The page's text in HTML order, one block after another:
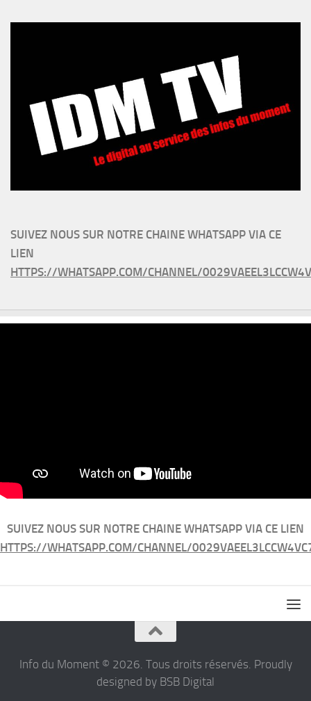
SUIVEZ NOUS SUR NOTRE CHAINE WHATSAPP VIA CE
LIEN
HTTPS://WHATSAPP.COM/CHANNEL/
SUIVEZ NOUS SUR NOTRE CHAINE WHATSAPP VIA CE LIEN
HTTPS://WHATSAPP.COM/CHANNEL/
Info du Moment © 2026. Tous droits réservés. Proudly
designed by BSB Digital